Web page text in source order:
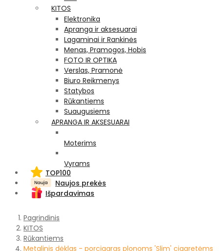
KITOS
Elektronika
Apranga ir aksesuarai
Lagaminai ir Rankinės
Menas, Pramogos, Hobis
FOTO IR OPTIKA
Verslas, Pramonė
Biuro Reikmenys
Statybos
Rūkantiems
Suaugusiems
APRANGA IR AKSESUARAI
Moterims
Vyrams
TOP100
Naujos prekės
Išpardavimas
Pagrindinis
KITOS
Rūkantiems
Metalinis dėklas - porcigaras plonoms 'Slim' cigaretėms